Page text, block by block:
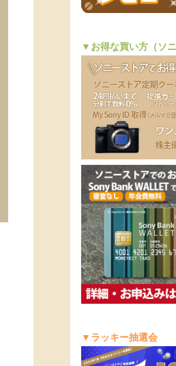
▼お得な買い方（ソニ
▼ラッキー抽選会